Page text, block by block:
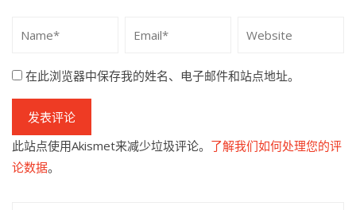
在此浏览器中保存我的姓名、电子邮件和站点地址。
此站点使用Akismet来减少垃圾评论。 了解我们如何处理您的评
论数据。